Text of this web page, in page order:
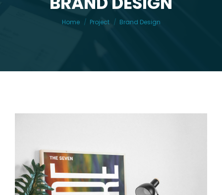
Je bent hier:
Home Project Brand Design